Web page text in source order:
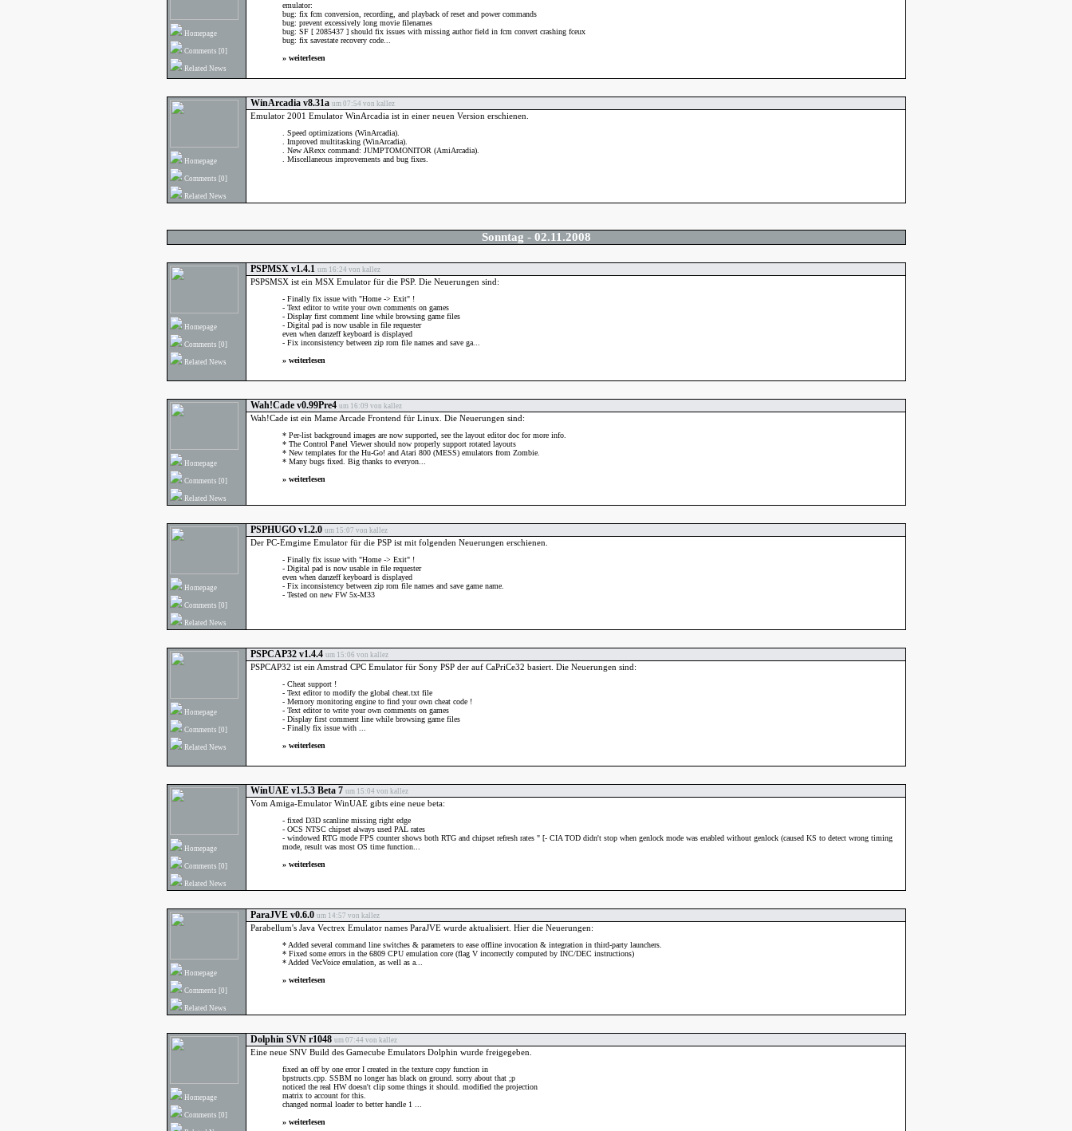
Homepage
Comments [0]
Related News
emulator:
bug: fix fcm conversion, recording, and playback of reset and power commands
bug: prevent excessively long movie filenames
bug: SF [ 2085437 ] should fix issues with missing author field in fcm convert crashing fceux
bug: fix savestate recovery code...
» weiterlesen
Homepage
Comments [0]
Related News
WinArcadia v8.31a um 07:54 von kallez
Emulator 2001 Emulator WinArcadia ist in einer neuen Version erschienen.
. Speed optimizations (WinArcadia).
. Improved multitasking (WinArcadia).
. New ARexx command: JUMPTOMONITOR (AmiArcadia).
. Miscellaneous improvements and bug fixes.
Sonntag - 02.11.2008
Homepage
Comments [0]
Related News
PSPMSX v1.4.1 um 16:24 von kallez
PSPSMSX ist ein MSX Emulator für die PSP. Die Neuerungen sind:
- Finally fix issue with "Home -> Exit" !
- Text editor to write your own comments on games
- Display first comment line while browsing game files
- Digital pad is now usable in file requester
even when danzeff keyboard is displayed
- Fix inconsistency between zip rom file names and save ga...
» weiterlesen
Homepage
Comments [0]
Related News
Wah!Cade v0.99Pre4 um 16:09 von kallez
Wah!Cade ist ein Mame Arcade Frontend für Linux. Die Neuerungen sind:
* Per-list background images are now supported, see the layout editor doc for more info.
* The Control Panel Viewer should now properly support rotated layouts
* New templates for the Hu-Go! and Atari 800 (MESS) emulators from Zombie.
* Many bugs fixed. Big thanks to everyon...
» weiterlesen
Homepage
Comments [0]
Related News
PSPHUGO v1.2.0 um 15:07 von kallez
Der PC-Emgime Emulator für die PSP ist mit folgenden Neuerungen erschienen.
- Finally fix issue with "Home -> Exit" !
- Digital pad is now usable in file requester
even when danzeff keyboard is displayed
- Fix inconsistency between zip rom file names and save game name.
- Tested on new FW 5x-M33
Homepage
Comments [0]
Related News
PSPCAP32 v1.4.4 um 15:06 von kallez
PSPCAP32 ist ein Amstrad CPC Emulator für Sony PSP der auf CaPriCe32 basiert. Die Neuerungen sind:
- Cheat support !
- Text editor to modify the global cheat.txt file
- Memory monitoring engine to find your own cheat code !
- Text editor to write your own comments on games
- Display first comment line while browsing game files
- Finally fix issue with ...
» weiterlesen
Homepage
Comments [0]
Related News
WinUAE v1.5.3 Beta 7 um 15:04 von kallez
Vom Amiga-Emulator WinUAE gibts eine neue beta:
- fixed D3D scanline missing right edge
- OCS NTSC chipset always used PAL rates
- windowed RTG mode FPS counter shows both RTG and chipset refresh rates "[- CIA TOD didn't stop when genlock mode was enabled without genlock (caused KS to detect wrong timing
mode, result was most OS time function...
» weiterlesen
Homepage
Comments [0]
Related News
ParaJVE v0.6.0 um 14:57 von kallez
Parabellum's Java Vectrex Emulator names ParaJVE wurde aktualisiert. Hier die Neuerungen:
* Added several command line switches & parameters to ease offline invocation & integration in third-party launchers.
* Fixed some errors in the 6809 CPU emulation core (flag V incorrectly computed by INC/DEC instructions)
* Added VecVoice emulation, as well as a...
» weiterlesen
Homepage
Comments [0]
Dolphin SVN r1048 um 07:44 von kallez
Eine neue SNV Build des Gamecube Emulators Dolphin wurde freigegeben.
fixed an off by one error I created in the texture copy function in
bpstructs.cpp. SSBM no longer has black on ground. sorry about that ;p
noticed the real HW doesn't clip some things it should. modified the projection
matrix to account for this.
changed normal loader to better handle 1 ...
» weiterlesen